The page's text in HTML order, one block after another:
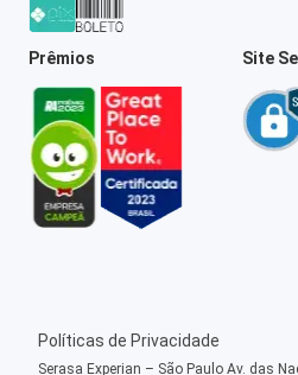
Prêmios Site
Políticas de Privacidade
Serasa Experian – São Paulo Av. das